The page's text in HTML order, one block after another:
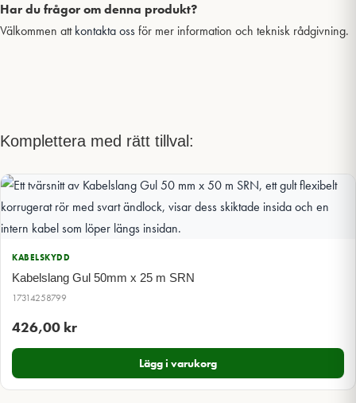
Har du frågor om denna produkt?
Välkommen attkontakta ossför mer information och teknisk rådgivning.
Komplettera med rätt tillval:
KABELSKYDD
Kabelslang Gul 50mm x 25 m SRN
17314258799
426,00 kr
Lägg i varukorg